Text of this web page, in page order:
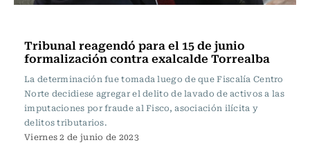
Tribunal reagendó para el 15 de junio
formalización contra exalcalde Torrealba
La determinación fue tomada luego de que Fiscalía Centro
Norte decidiese agregar el delito de lavado de activos a las
imputaciones por fraude al Fisco, asociación ilícita y
delitos tributarios.
Viernes 2 de junio de 2023